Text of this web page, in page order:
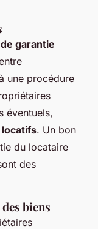
garantie
une procédure
éventuels,
. Un bon
du locataire
des
biens